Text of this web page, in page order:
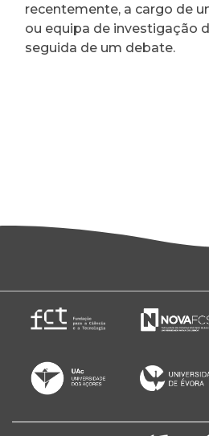
recentemente, a cargo de
ou equipa de investigação
seguida de um debate.